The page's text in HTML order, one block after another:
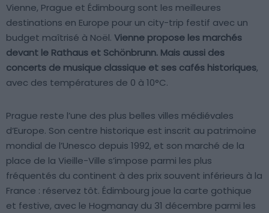
Vienne, Prague et Édimbourg sont les meilleures
destinations en Europe pour un city-trip festif avec un
budget maîtrisé à Noël. Vienne propose les marchés
devant le Rathaus et Schönbrunn. Mais aussi des
concerts de musique classique et ses cafés historiques,
avec des températures de 0 à 10°C.
Prague reste l’une des plus belles villes médiévales
d’Europe. Son centre historique est inscrit au patrimoine
mondial de l’Unesco depuis 1992, et son marché de la
place de la Vieille-Ville s’impose parmi les plus
fréquentés du continent à des prix souvent inférieurs à la
France : réservez tôt. Édimbourg joue la carte gothique
et festive, avec le Hogmanay du 31 décembre parmi les